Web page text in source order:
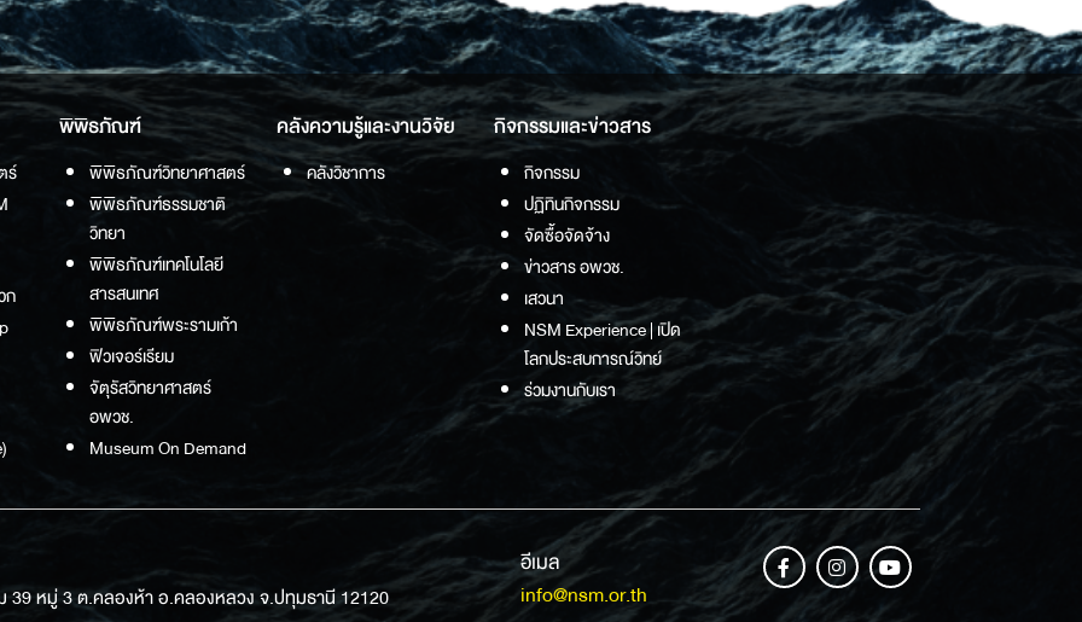
ร์
ก
พิพิธภัณฑ์
พิพิธภัณฑ์วิทยาศาสตร์
พิพิธภัณฑ์ธรรมชาติ
วิทยา
พิพิธภัณฑ์เทคโนโลยี
สารสนเทศ
พิพิธภัณฑ์พระรามเก้า
ฟิวเจอร์เรียม
จัตุรัสวิทยาศาสตร์
อพวช.
Museum On Demand
คลังความรู้และงานวิจัย
คลังวิชาการ
กิจกรรมและข่าวสาร
กิจกรรม
ปฏิทินกิจกรรม
จัดซื้อจัดจ้าง
ข่าวสาร อพวช.
เสวนา
NSM Experience | เปิด
โลกประสบการณ์วิทย์
ร่วมงานกับเรา
39 หมู่ 3 ต.คลองห้า อ.คลองหลวง จ.ปทุมธานี 12120
อีเมล
info@nsm.or.th